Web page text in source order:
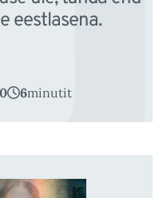
eestlasena.
6minutit